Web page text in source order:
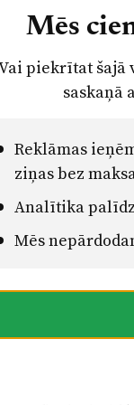
līdz 2027. gada
pašvaldībai
projekta
un
patvertņu
gatavību
No šīs
Siguldas novada
Mēs
piekrītat šajā
saskaņā
Reklāmas
ziņas bez
Analītika
Mēs